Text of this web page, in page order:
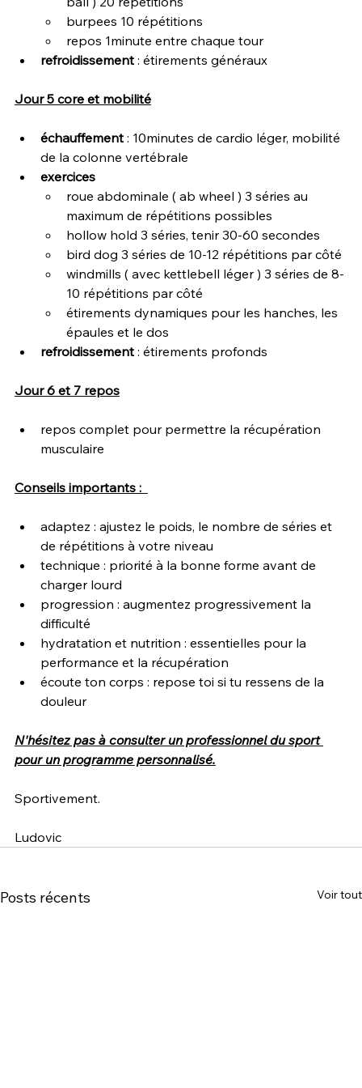
burpees 10 répétitions
repos 1minute entre chaque tour
refroidissement : étirements généraux
Jour 5 core et mobilité
échauffement : 10minutes de cardio léger, mobilité
de la colonne vertébrale
exercices
roue abdominale ( ab wheel ) 3 séries au
maximum de répétitions possibles
hollow hold 3 séries, tenir 30-60 secondes
bird dog 3 séries de 10-12 répétitions par côté
windmills ( avec kettlebell léger ) 3 séries de 8-
10 répétitions par côté
étirements dynamiques pour les hanches, les
épaules et le dos
refroidissement : étirements profonds
Jour 6 et 7 repos
repos complet pour permettre la récupération
musculaire
Conseils importants :
adaptez : ajustez le poids, le nombre de séries et
de répétitions à votre niveau
technique : priorité à la bonne forme avant de
charger lourd
progression : augmentez progressivement la
difficulté
hydratation et nutrition : essentielles pour la
performance et la récupération
écoute ton corps : repose toi si tu ressens de la
douleur
N'hésitez pas à consulter un professionnel du sport
pour un programme personnalisé.
Sportivement.
Ludovic
Posts récents Voir tout